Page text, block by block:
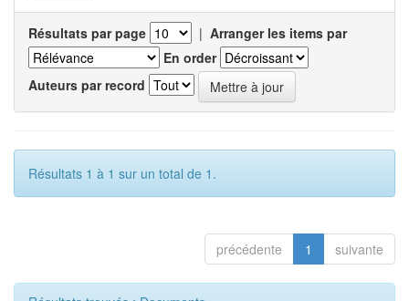
Résultats par page | Arranger les items par
En order
Auteurs par record
Résultats 1 à 1 sur un total de 1.
précédente 1 suivante